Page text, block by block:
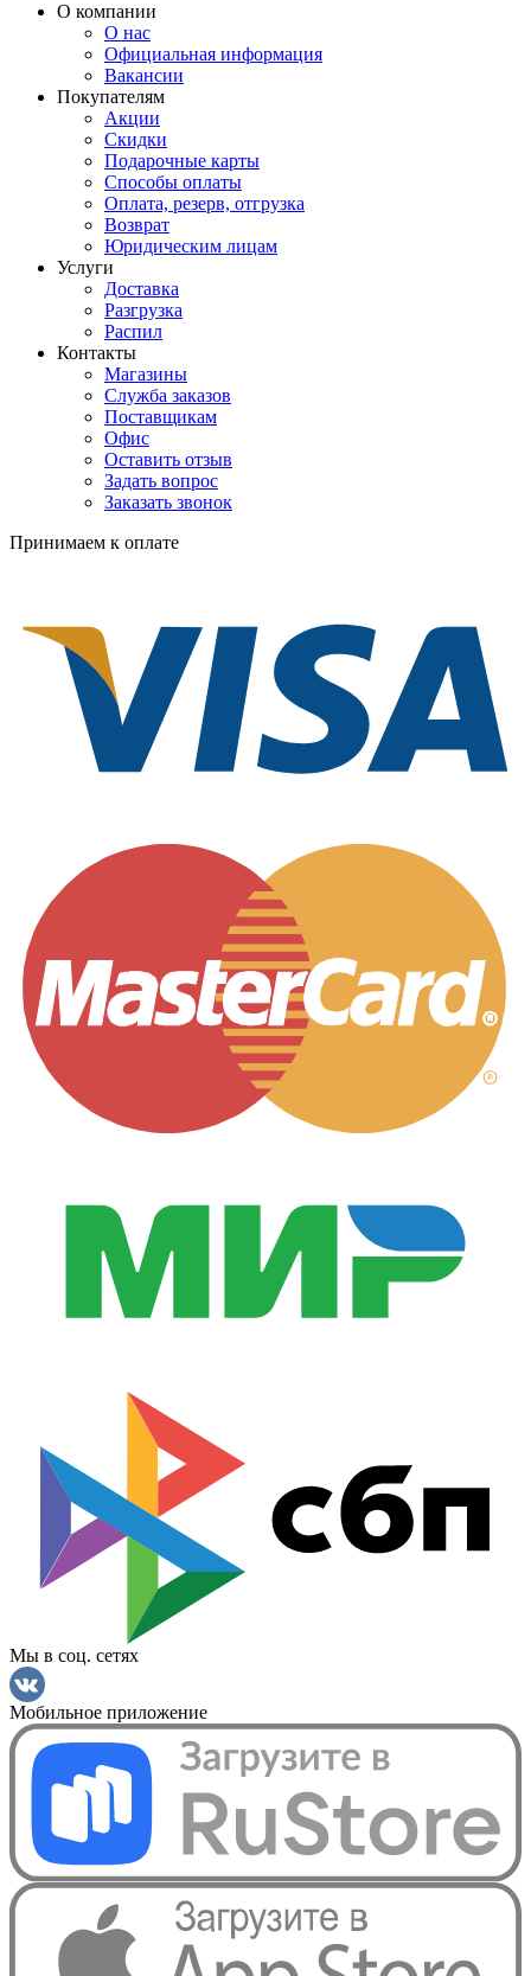
О компании
О нас
Официальная информация
Вакансии
Покупателям
Акции
Скидки
Подарочные карты
Способы оплаты
Оплата, резерв, отгрузка
Возврат
Юридическим лицам
Услуги
Доставка
Разгрузка
Распил
Контакты
Магазины
Служба заказов
Поставщикам
Офис
Оставить отзыв
Задать вопрос
Заказать звонок
Принимаем к оплате
Мы в соц. сетях
Мобильное приложение